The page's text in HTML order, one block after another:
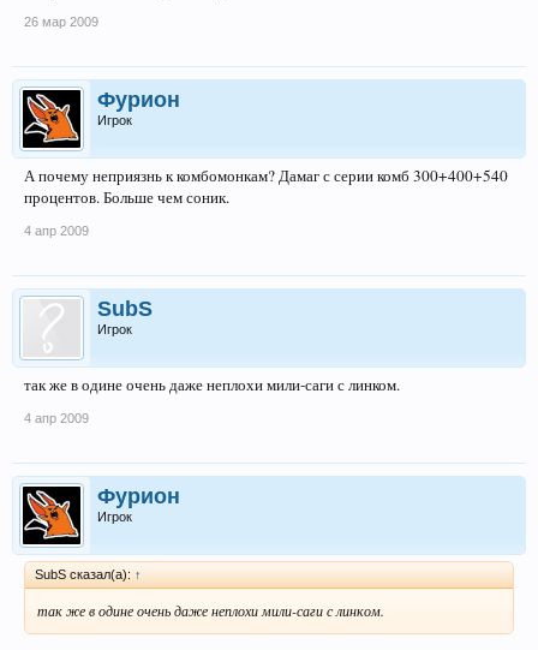
26 мар 2009
Фурион
Игрок
А почему неприязнь к комбомонкам? Дамаг с серии комб 300+400+540
процентов. Больше чем соник.
4 апр 2009
SubS
Игрок
так же в одине очень даже неплохи мили-саги с линком.
4 апр 2009
Фурион
Игрок
SubS сказал(а): ↑
так же в одине очень даже неплохи мили-саги с линком.